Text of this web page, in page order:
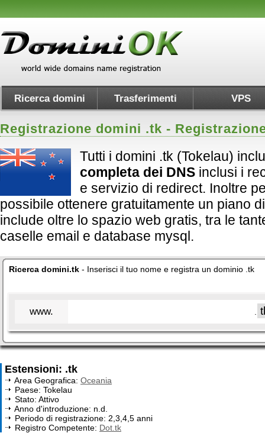
Ricerca domini Trasferimenti VPS
Registrazione domini .tk -
Tutti i domini .tk (Tokelau)
completa dei DNS inclusi i
e servizio di redirect. Inoltre
possibile ottenere gratuitamente un piano
include oltre lo spazio web gratis, tra le
caselle email e database mysql.
Ricerca domini.tk - Inserisci il tuo nome e registra un dominio .tk
www.
Estensioni: .tk
Area Geografica: Oceania
Paese: Tokelau
Stato: Attivo
Anno d'introduzione: n.d.
Periodo di registrazione: 2,3,4,5 anni
Registro Competente: Dot.tk